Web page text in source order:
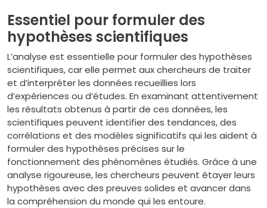
Essentiel pour formuler des
hypothèses scientifiques
L’analyse est essentielle pour formuler des hypothèses
scientifiques, car elle permet aux chercheurs de traiter
et d’interpréter les données recueillies lors
d’expériences ou d’études. En examinant attentivement
les résultats obtenus à partir de ces données, les
scientifiques peuvent identifier des tendances, des
corrélations et des modèles significatifs qui les aident à
formuler des hypothèses précises sur le
fonctionnement des phénomènes étudiés. Grâce à une
analyse rigoureuse, les chercheurs peuvent étayer leurs
hypothèses avec des preuves solides et avancer dans
la compréhension du monde qui les entoure.